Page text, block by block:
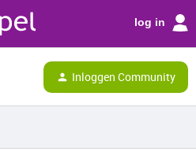
log in
Inloggen Community